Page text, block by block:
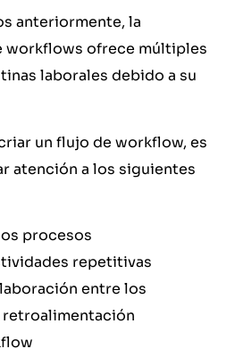
anteriormente, la
workflows ofrece múltiples
laborales debido a su
un flujo de workflow, es
atención a los siguientes
procesos
repetitivas
entre los
retroalimentación